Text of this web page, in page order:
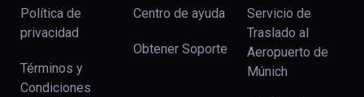
Política de
privacidad
Términos y
Condiciones
Centro de ayuda
Obtener Soporte
Servicio de
Traslado al
Aeropuerto de
Múnich